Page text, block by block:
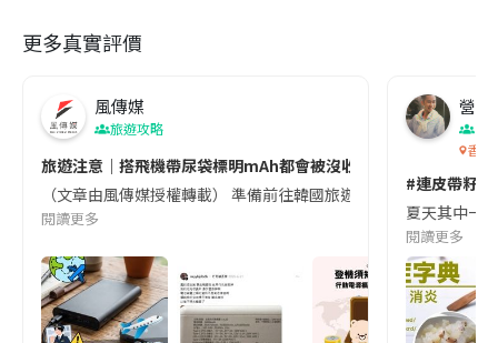
更多真實評價
風傳媒
旅遊攻略
旅遊注意｜搭飛機帶尿袋標明mAh都會被沒收😱出發前切記檢查
（文章由風傳媒授權轉載） 準備前往韓國旅遊的民眾，近期要
閱讀更多
營養
香港
#連皮帶籽
夏天其中一
閱讀更多